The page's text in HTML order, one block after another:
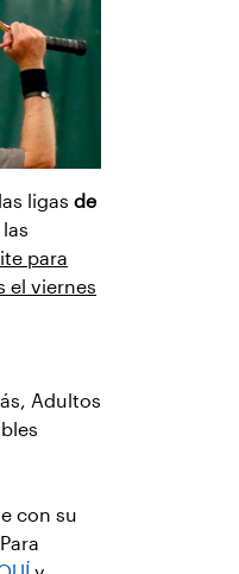
ligas de
para
el viernes
Adultos
con su